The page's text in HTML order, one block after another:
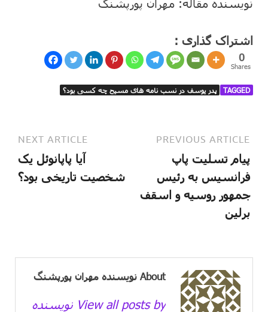
نویسنده مقاله: مهران پورپشنگ
اشتراک گذاری :
0
Shares
TAGGED پدر یوسف در نسب نامه های مسیح چه کسی بود؟
PREVIOUS ARTICLE
پیام تسلیت پاپ
فرانسیس به رئیس
جمهور روسیه و اسقف
برلین
NEXT ARTICLE
آیا پاپانوئل یک
شخصیت تاریخی بود؟
About نویسنده مهران پورپشنگ
View all posts by نویسنده